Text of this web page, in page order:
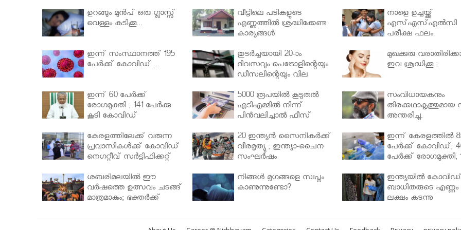
ഉറങ്ങും മുന്‍പ് ഒരു ഗ്ലാസ്സ്
വെള്ളം കുടിക്കൂ...
വീട്ടിലെ പടികളുടെ
എണ്ണത്തിൽ ശ്രദ്ധിക്കേണ്ട
കാര്യങ്ങൾ
നാളെ ഉച്ചയ്ക്ക്
എസ്എസ്എല്‍സി
പരീക്ഷ ഫലം
ഇന്ന് സംസ്ഥാനത്ത് 195
പേര്‍ക്ക് കോവിഡ് ...
തുടർച്ചയായി 20-ാം
ദിവസവും പെട്രോളിന്റെയും
ഡീസലിന്റെയും വില
മുഖക്കുരു
ഇവ ശ്രദ്ധിക്കൂ ;
ഇന്ന് 60 പേർക്ക്
രോഗമുക്തി ; 141 പേര്‍ക്കു
കൂടി കോവിഡ്
5000 രൂപയിൽ കൂടുതൽ
എടിഎമ്മിൽ നിന്ന്
പിൻവലിച്ചാൽ ഫീസ്
സംവിധായകനും
തിരക്കഥാകൃത്തുമായ
അന്തരിച്ചു.
കേരളത്തിലേക്ക് വരുന്ന
പ്രവാസികള്‍ക്ക് കോവിഡ്
നെഗറ്റീവ് സര്‍ട്ടിഫിക്കറ്റ്
മന്ത്രിസഭ
20 ഇന്ത്യൻ സൈനികർക്ക്
വീരമൃത്യു ; ഇന്ത്യാ-ചൈന
സംഘർഷം
ഇന്ന് കേരളത്തിൽ
പേർക്ക് കോവിഡ്;
പേർക്ക് രോഗമുക്തി,
ശബരിമലയില്‍ ഈ
വർഷത്തെ ഉത്സവം ചടങ്ങ്
മാത്രമാകും; ഭക്തർക്ക്
നിങ്ങള്‍ മൃഗങ്ങളെ സ്വപ്നം
കാണുന്നുണ്ടോ?
ഇന്ത്യയിൽ കോവിഡ്
ബാധിതരുടെ എണ്ണം
ലക്ഷം കടന്നു